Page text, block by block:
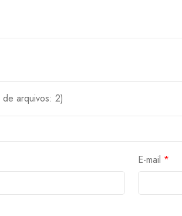
arquivos: 2)
E-mail *